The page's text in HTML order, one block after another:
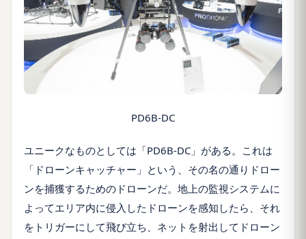
PD6B-DC
ユニークなものとしては「PD6B-DC」がある。これは
「ドローンキャッチャー」という、その名の通りドロー
ンを捕獲するためのドローンだ。地上の監視システムに
よってエリア内に侵入したドローンを感知したら、それ
をトリガーにして飛び立ち、ネットを射出してドローン